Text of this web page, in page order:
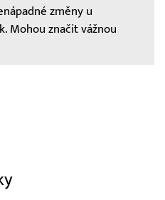
změny u
Mohou značit vážnou